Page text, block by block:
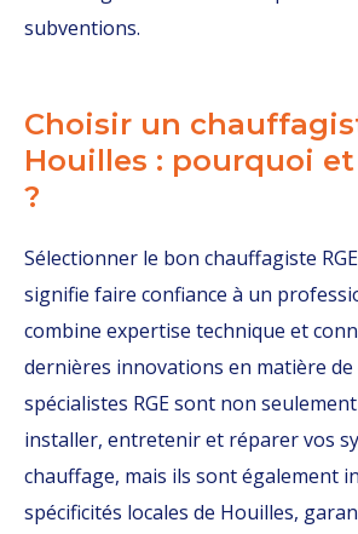
subventions.
Choisir un
Houilles : pourquoi
?
Sélectionner le bon chauffagiste
signifie faire confiance à un
combine expertise technique et
dernières innovations en matière de
spécialistes RGE sont non
installer, entretenir et réparer vos
chauffage, mais ils sont également
spécificités locales de Houilles,